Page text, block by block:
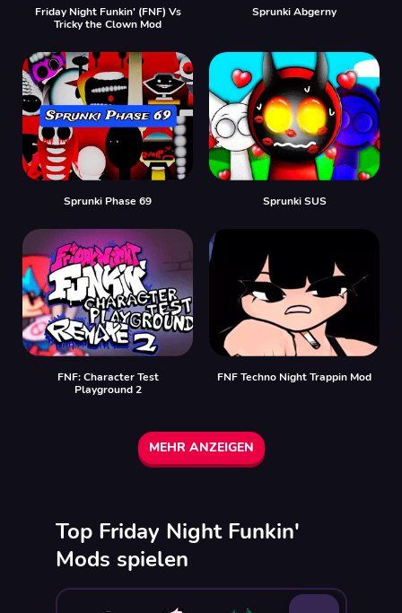
Friday Night Funkin' (FNF) Vs
Tricky the Clown Mod
Sprunki Abgerny
Sprunki Phase 69 Sprunki SUS
FNF: Character Test
Playground 2
FNF Techno Night Trappin Mod
MEHR ANZEIGEN
Top Friday Night Funkin'
Mods spielen